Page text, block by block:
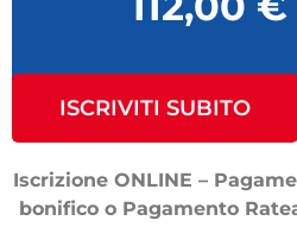
ISCRIVITI SUBITO
Iscrizione ONLINE –
bonifico o Pagamento